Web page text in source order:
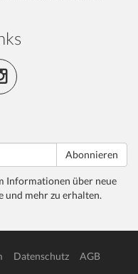
Abonnieren
Informationen über neue
und mehr zu erhalten.
Datenschutz
AGB